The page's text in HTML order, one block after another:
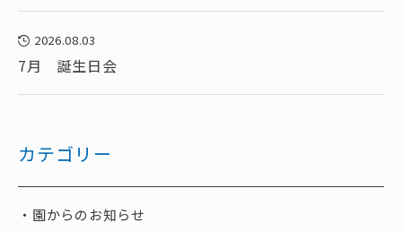
2026.08.03
7月 誕生日会
カテゴリー
園からのお知らせ